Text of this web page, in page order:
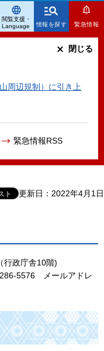
情報を探す 緊急情報
周辺規制）に引き上
緊急情報RSS
閉じる
閲覧支援・
Language
更新日：2022年4月1日
行政庁舎10階)
5576 メールアドレ